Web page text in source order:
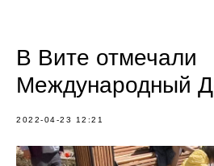
В Вите отмечали
Международный
2022-04-23 12:21